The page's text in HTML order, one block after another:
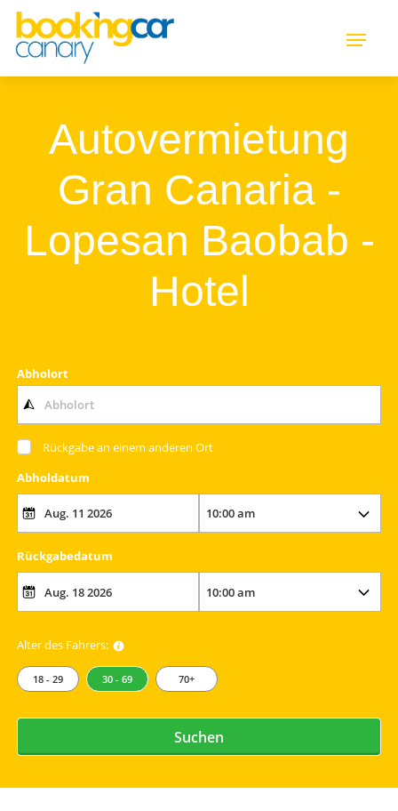
Autovermietung
Gran Canaria -
Lopesan Baobab -
Hotel
Abholort
Rückgabe an einem anderen Ort
Abholdatum
Rückgabedatum
Alter des Fahrers:
18 - 29 30 - 69 70+
Suchen